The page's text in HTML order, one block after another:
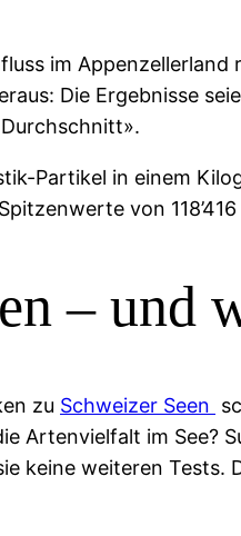
im
Die Ergebnisse
Partikel in einem
von
– und
zu Schweizer Seen
Artenvielfalt im See?
keine weiteren